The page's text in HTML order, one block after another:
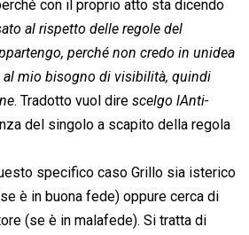
con il proprio atto sta dicendo
al rispetto delle regole del
perché non credo in unidea
mio bisogno di visibilità, quindi
. Tradotto vuol dire  scelgo lAnti-
del singolo a scapito della regola
specifico caso Grillo sia isterico
è in buona fede) oppure cerca di
(se è in malafede). Si tratta di